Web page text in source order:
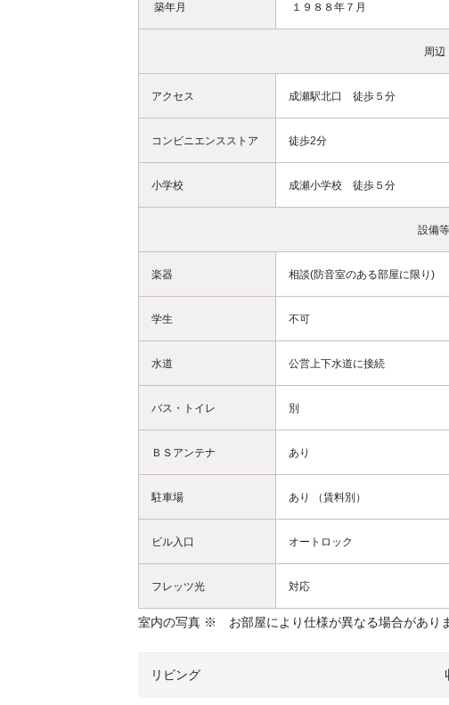
築年月 １９８８年７月
周辺
アクセス 成瀬駅北口 徒歩５分
コンビニエンスストア 徒歩2分
小学校 成瀬小学校 徒歩５分
設備等
楽器 相談(防音室のある部屋に限り)
学生 不可
水道 公営上下水道に接続
バス・トイレ 別
ＢＳアンテナ あり
駐車場 あり （賃料別）
ビル入口 オートロック
フレッツ光 対応
室内の写真 ※ お部屋により仕様が異なる場合がありま
リビング